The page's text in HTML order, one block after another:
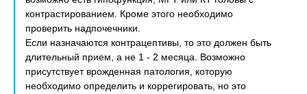
контрастированием. Кроме этого необходимо
проверить надпочечники.
Если назначаются контрацептивы, то это должен быть
длительный прием, а не 1 - 2 месяца. Возможно
присутствует врожденная патология, которую
необходимо определить и коррегировать, но это